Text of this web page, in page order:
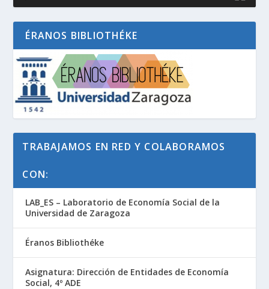
ÉRANOS BIBLIOTHÉKE
TRABAJAMOS EN RED Y COLABORAMOS
CON:
LAB_ES – Laboratorio de Economía Social de la
Universidad de Zaragoza
Éranos Bibliothéke
Asignatura: Dirección de Entidades de Economía
Social, 4º ADE